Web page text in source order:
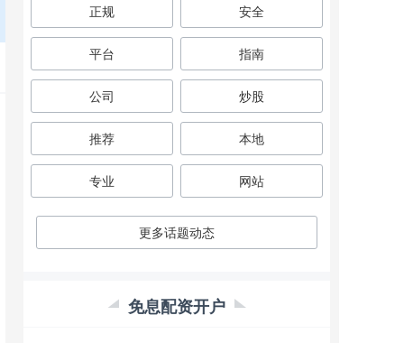
正规 安全
平台 指南
公司 炒股
推荐 本地
专业 网站
更多话题动态
免息配资开户